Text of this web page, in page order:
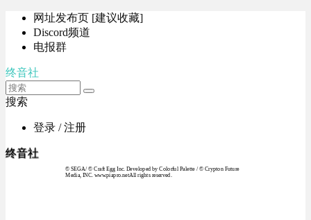
网址发布页 [建议收藏]
Discord频道
电报群
终音社
搜索
登录 / 注册
终音社
© SEGA / © Craft Egg Inc. Developed by Colorful Palette / © Crypton Future
Media, INC. www.piapro.netAll rights reserved.